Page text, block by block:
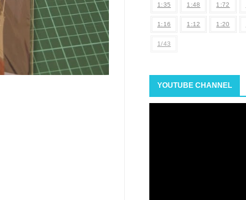
1:35 1:48 1:72
1:16 1:12 1:20
1/43
YOUTUBE CHANNEL